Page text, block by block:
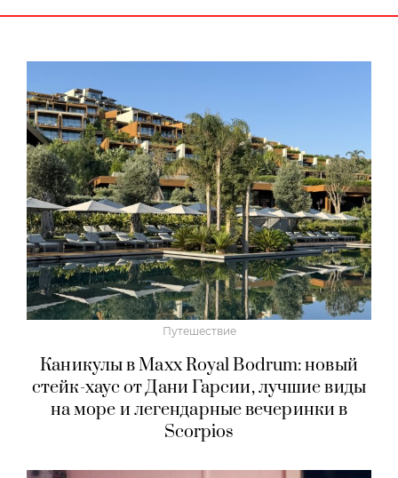
Путешествие
Каникулы в Maxx Royal Bodrum: новый
стейк-хаус от Дани Гарсии, лучшие виды
на море и легендарные вечеринки в
Scorpios